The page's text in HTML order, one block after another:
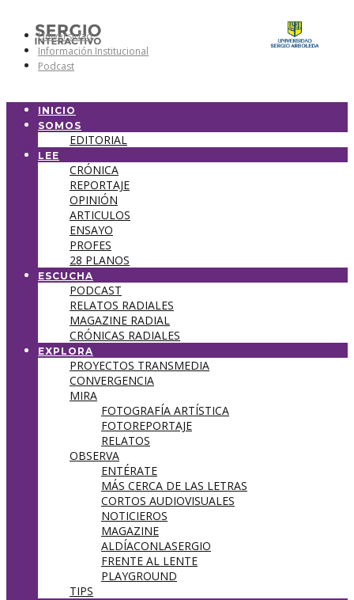
Universidad
Información Institucional
Podcast
INICIO
SOMOS
EDITORIAL
LEE
CRÓNICA
REPORTAJE
OPINIÓN
ARTICULOS
ENSAYO
PROFES
28 PLANOS
ESCUCHA
PODCAST
RELATOS RADIALES
MAGAZINE RADIAL
CRÓNICAS RADIALES
EXPLORA
PROYECTOS TRANSMEDIA
CONVERGENCIA
MIRA
FOTOGRAFÍA ARTÍSTICA
FOTOREPORTAJE
RELATOS
OBSERVA
ENTÉRATE
MÁS CERCA DE LAS LETRAS
CORTOS AUDIOVISUALES
NOTICIEROS
MAGAZINE
ALDÍACONLASERGIO
FRENTE AL LENTE
PLAYGROUND
TIPS